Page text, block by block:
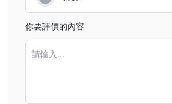
你要評價的內容
請輸入...